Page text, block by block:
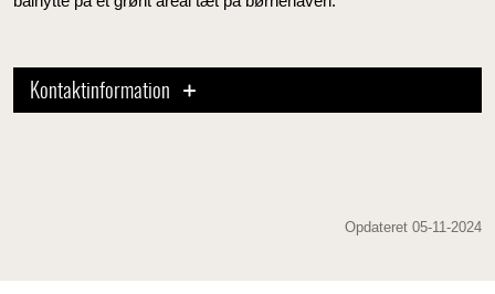
Kontaktinformation
Opdateret 05-11-2024